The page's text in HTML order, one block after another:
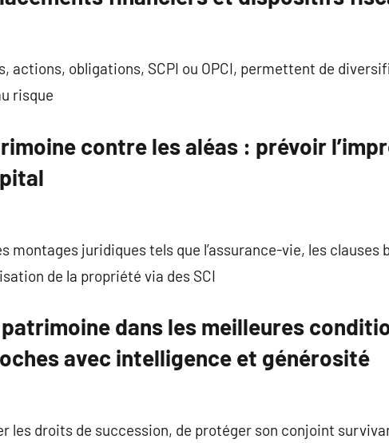
actions, obligations, SCPI ou OPCI, permettent de
risque
contre les aléas : prévoir
montages juridiques tels que l’assurance-vie, les
de la propriété via des SCI
dans les meilleures
avec intelligence et générosité
les droits de succession, de protéger son conjoint